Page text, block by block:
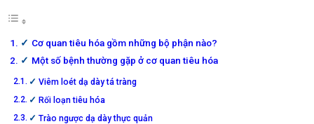
Cơ quan tiêu hóa gồm những bộ phận nào?
Một số bệnh thường gặp ở cơ quan tiêu hóa
Viêm loét dạ dày tá tràng
Rối loạn tiêu hóa
Trào ngược dạ dày thực quản